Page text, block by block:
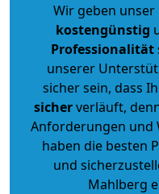
Wir geben unser
kostengünstig
Professionalität
unserer
sicher sein, dass
sicherverläuft,
Anforderungen und
haben die besten
und
Mahlberg